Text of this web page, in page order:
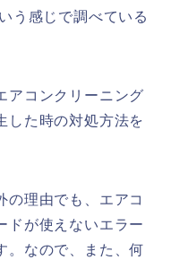
う感じで調べている
アコンクリーニング
した時の対処方法を
の理由でも、エアコ
ドが使えないエラー
。なので、また、何